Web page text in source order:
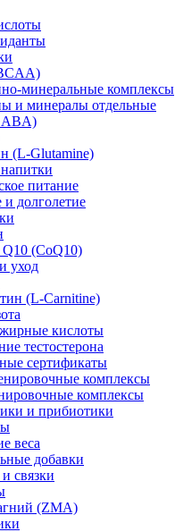
минеральные комплексы
и минералы отдельные
(L-Glutamine)
питание
и долголетие
(CoQ10)
уход
(L-Сarnitine)
кислоты
тестостерона
сертификаты
комплексы
комплексы
и прибиотики
веса
добавки
связки
(ZMA)